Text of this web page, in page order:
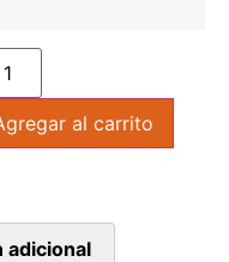
al carrito
adicional